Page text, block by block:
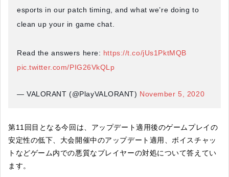
esports in our patch timing, and what we’re doing to
clean up your in game chat.
Read the answers here: https://t.co/jUs1PktMQB
pic.twitter.com/PIG26VkQLp
— VALORANT (@PlayVALORANT) November 5, 2020
第11回目となる今回は、アップデート適用後のゲームプレイの
安定性の低下、大会開催中のアップデート適用、ボイスチャッ
トなどゲーム内での悪質なプレイヤーの対処について答えてい
ます。